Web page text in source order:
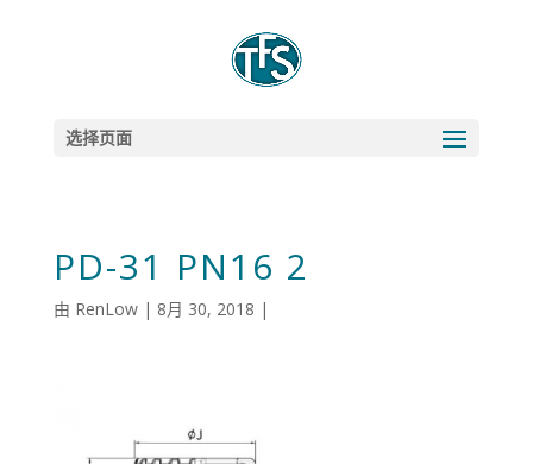
选择页面
PD-31 PN16 2
由 RenLow| 8月 30, 2018 |